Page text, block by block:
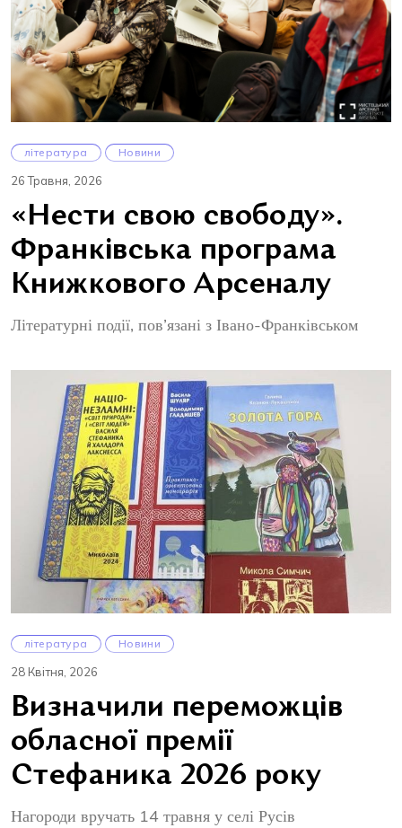
література Новини
26 Травня, 2026
«Нести свою свободу».
Франківська програма
Книжкового Арсеналу
Літературні події, пов’язані з Івано-Франківськом
література Новини
28 Квітня, 2026
Визначили переможців
обласної премії
Стефаника 2026 року
Нагороди вручать 14 травня у селі Русів